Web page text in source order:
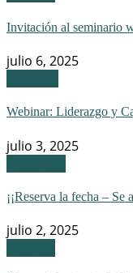
Invitación al seminario
julio 6, 2025
Webinar: Liderazgo y
julio 3, 2025
¡¡Reserva la fecha –
julio 2, 2025